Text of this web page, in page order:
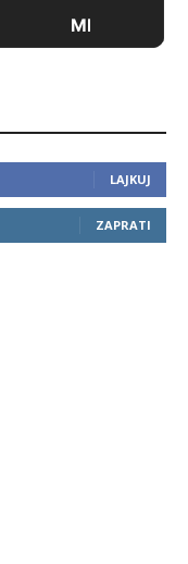
LAJKUJ
ZAPRATI